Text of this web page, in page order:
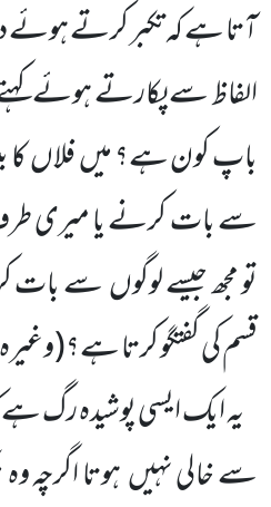
آتا ہے کہ تکبر کرتے
الفاظ سے پکارتے ہوئے
باپ کون ہے؟ میںفلاں
سے بات کرنے یا میری
تو مجھ جیسے لوگوںسے بات
قسم کی گفتگو کرتا ہے؟
یہ ایک ایسی پوشیدہ رگ
سے خالی نہیںہوتا اگرچہ